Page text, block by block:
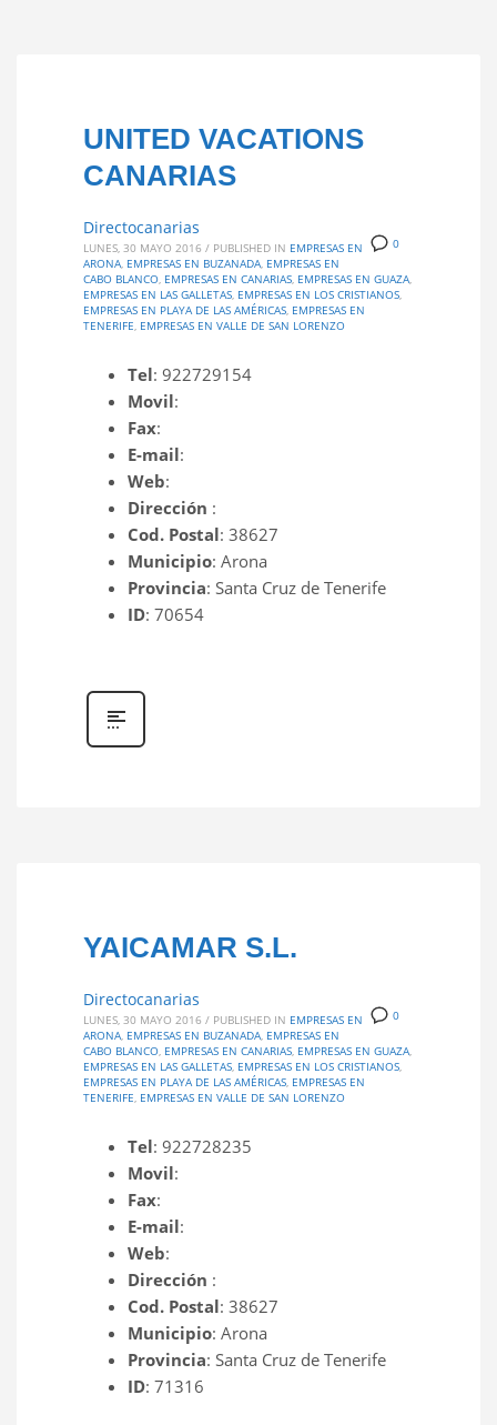
UNITED VACATIONS
CANARIAS
0
Directocanarias
LUNES, 30 MAYO 2016 / PUBLISHED IN EMPRESAS EN
ARONA, EMPRESAS EN BUZANADA, EMPRESAS EN
CABO BLANCO, EMPRESAS EN CANARIAS, EMPRESAS EN GUAZA,
EMPRESAS EN LAS GALLETAS, EMPRESAS EN LOS CRISTIANOS,
EMPRESAS EN PLAYA DE LAS AMÉRICAS, EMPRESAS EN
TENERIFE, EMPRESAS EN VALLE DE SAN LORENZO
Tel: 922729154
Movil:
Fax:
E-mail:
Web:
Dirección :
Cod. Postal: 38627
Municipio: Arona
Provincia: Santa Cruz de Tenerife
ID: 70654
YAICAMAR S.L.
0
Directocanarias
LUNES, 30 MAYO 2016 / PUBLISHED IN EMPRESAS EN
ARONA, EMPRESAS EN BUZANADA, EMPRESAS EN
CABO BLANCO, EMPRESAS EN CANARIAS, EMPRESAS EN GUAZA,
EMPRESAS EN LAS GALLETAS, EMPRESAS EN LOS CRISTIANOS,
EMPRESAS EN PLAYA DE LAS AMÉRICAS, EMPRESAS EN
TENERIFE, EMPRESAS EN VALLE DE SAN LORENZO
Tel: 922728235
Movil:
Fax:
E-mail:
Web:
Dirección :
Cod. Postal: 38627
Municipio: Arona
Provincia: Santa Cruz de Tenerife
ID: 71316